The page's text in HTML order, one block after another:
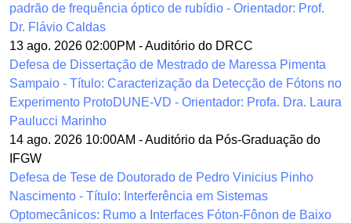
padrão de frequência óptico de rubídio - Orientador: Prof.
Dr. Flávio Caldas
13 ago. 2026 02:00PM -Auditório do DRCC
Defesa de Dissertação de Mestrado de Maressa Pimenta
Sampaio - Título: Caracterização da Detecção de Fótons no
Experimento ProtoDUNE-VD - Orientador: Profa. Dra. Laura
Paulucci Marinho
14 ago. 2026 10:00AM -Auditório da Pós-Graduação do
IFGW
Defesa de Tese de Doutorado de Pedro Vinicius Pinho
Nascimento - Título: Interferência em Sistemas
Optomecânicos: Rumo a Interfaces Fóton-Fônon de Baixo